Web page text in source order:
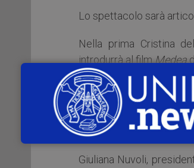
Lo spettacolo sarà
Nella prima Cristina
introdurrà al filmMedea
Nella seconda parte
Medea, figura di una
Le musiche di Virginia
Giuliana Nuvoli,